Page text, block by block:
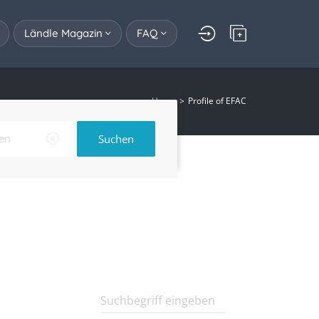
Ländle Magazin FAQ
Home Profile of EFAC
Suchen